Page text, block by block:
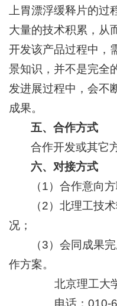
上胃漂浮缓释片的
大量的技术积累，从
开发该产品过程中，
景知识，并不是完全
发进展过程中，会不
成果。
五、合作方式
合作开发或其它
六、对接方式
（1）合作意向
（2）北理工技
况；
（3）会同成果
作方案。
北京理工大学
电话：010-